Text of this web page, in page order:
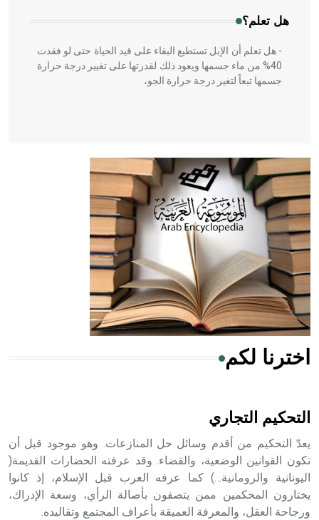
هل تعلم؟
- هل تعلم أن الإبل تستطيع البقاء على قيد الحياة حتى لو فقدت
40% من ماء جسمها ويعود ذلك لقدرتها على تغيير درجة حرارة
جسمها تبعاً لتغير درجة حرارة الجو،
- هل تعلم أن أبقراط كتب في الطب أربعة مؤلفات هي:
الحكم، الأدلة، تنظيم التغذية، ورسالته في جروح الرأس. ويعود
له الفضل بأنه حرر الطب من الدين والفلسفة.
- هل تعلم أن المرجان إفراز حيواني يتكون في البحر ويتركب
من مادة كربونات الكلسيوم، وهو أحمر أو شديد الحمرة وهو
أجود أنواعه، ويمتاز بكبر الحجم ويسمى الش
هل تعلم أن الأبسيد كلمة فرنسية اللفظ تم اعتمادها مصطلحاً
- هل تعلم أن أبجر Abgar اسم معروف جيداً يعود إلى عدد من
الملوك الذين حكموا مدينة إديسا (الرها) من أبجر الأول وحتى
التاسع، وهم ينتسبون إلى أسرة أوسروين
اخترنا لكم
التحكيم التجاري
يعدّ التحكيم من أقدم وسائل حل المنازعات. وهو موجود قبل أن
تكون القوانين الوضعية، والقضاء. وقد عرفته الحضارات القديمة(
اليونانية والرومانية…) كما عرفه العرب قبل الإسلام، إذ كانوا
يختارون المحكمين ممن يتصفون بأصالة الرأي، وسعة الإدراك،
ورجاحة العقل، والمعرفة العميقة بأعراف المجتمع وتقاليده.